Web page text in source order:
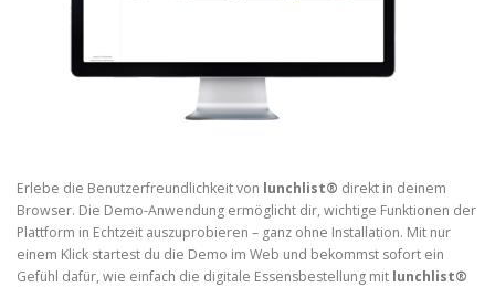
Erlebe die Benutzerfreundlichkeit von lunchlist® direkt in deinem
Browser. Die Demo-Anwendung ermöglicht dir, wichtige Funktionen der
Plattform in Echtzeit auszuprobieren – ganz ohne Installation. Mit nur
einem Klick startest du die Demo im Web und bekommst sofort ein
Gefühl dafür, wie einfach die digitale Essensbestellung mit lunchlist®